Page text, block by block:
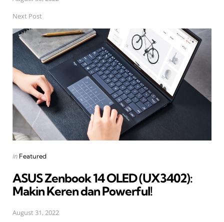
Next Post
Posted
in Featured
ASUS Zenbook 14 OLED (UX3402):
Makin Keren dan Powerful!
August 31, 2022